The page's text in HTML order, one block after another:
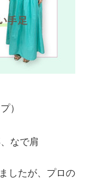
）
なで肩
したが、プロの